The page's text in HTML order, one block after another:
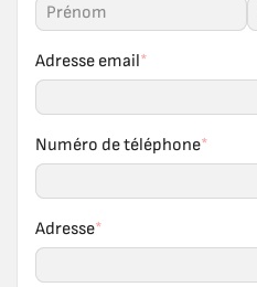
Adresse email*
Numéro de téléphone*
Adresse*